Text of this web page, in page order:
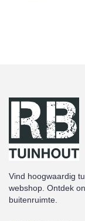
Vind hoogwaardig
webshop. Ontdek
buitenruimte.